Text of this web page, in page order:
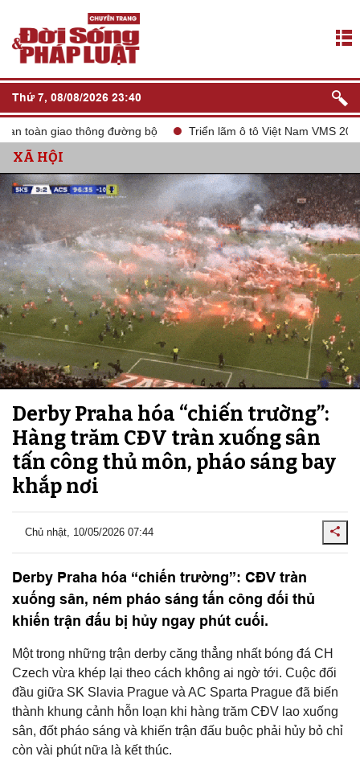
Thứ 7, 08/08/2026 23:40
đường bộ Triển lãm ô tô Việt Nam VMS 2024 tắt
XÃ HỘI
Derby Praha hóa “chiến trường”:
Hàng trăm CĐV tràn xuống sân
tấn công thủ môn, pháo sáng bay
khắp nơi
Chủ nhật, 10/05/2026 07:44
Derby Praha hóa “chiến trường”: CĐV tràn
xuống sân, ném pháo sáng tấn công đối thủ
khiến trận đấu bị hủy ngay phút cuối.
Một trong những trận derby căng thẳng nhất bóng đá CH
Czech vừa khép lại theo cách không ai ngờ tới. Cuộc đối
đầu giữa SK Slavia Prague và AC Sparta Prague đã biến
thành khung cảnh hỗn loạn khi hàng trăm CĐV lao xuống
sân, đốt pháo sáng và khiến trận đấu buộc phải hủy bỏ chỉ
còn vài phút nữa là kết thúc.